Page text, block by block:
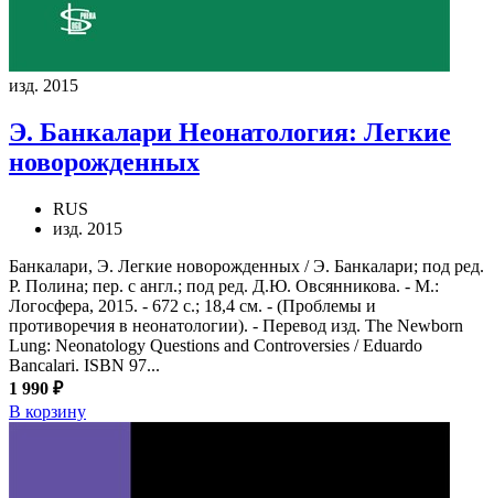
изд. 2015
Э. Банкалари Неонатология: Легкие
новорожденных
RUS
изд. 2015
Банкалари, Э. Легкие новорожденных / Э. Банкалари; под ред.
Р. Полина; пер. с англ.; под ред. Д.Ю. Овсянникова. - М.:
Логосфера, 2015. - 672 с.; 18,4 см. - (Проблемы и
противоречия в неонатологии). - Перевод изд. The Newborn
Lung: Neonatology Questions and Controversies / Eduardo
Bancalari. ISBN 97...
1 990 ₽
В корзину